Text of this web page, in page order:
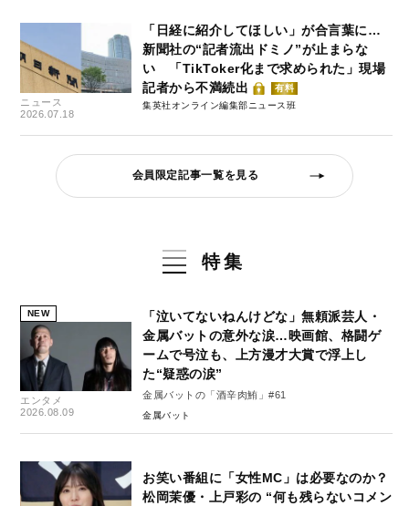
ニュース
2026.07.18
「日経に紹介してほしい」が合言葉に…
新聞社の“記者流出ドミノ”が止まらな
い 「TikToker化まで求められた」現場
記者から不満続出
有料
集英社オンライン編集部ニュース班
会員限定記事一覧を見る
特集
NEW
エンタメ
2026.08.09
「泣いてないねんけどな」無頼派芸人・
金属バットの意外な涙…映画館、格闘ゲ
ームで号泣も、上方漫才大賞で浮上し
た“疑惑の涙”
金属バットの「酒辛肉鮪」#61
金属バット
お笑い番組に「女性MC」は必要なのか？
松岡茉優・上戸彩の “何も残らないコメン